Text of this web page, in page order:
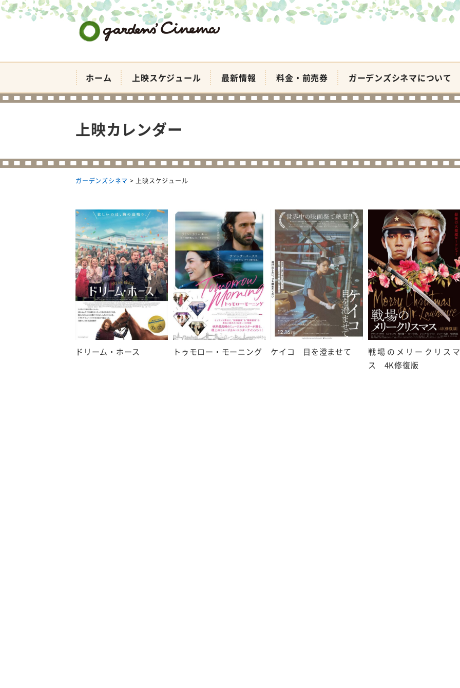
ホーム 上映スケジュール 最新情報 料金・前売券 ガーデンズシネマについて
上映カレンダー
ガーデンズシネマ >上映スケジュール
ドリーム・ホース トゥモロー・モーニング ケイコ 目を澄ませて
戦場のメリークリスマ
ス 4K修復版